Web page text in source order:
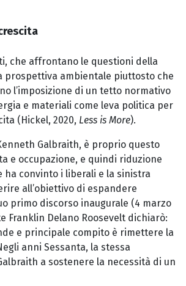
che affrontano le questioni della
prospettiva ambientale piuttosto che
l’imposizione di un tetto normativo
e materiali come leva politica per
(Hickel, 2020, Less is More).
Galbraith, è proprio questo
e occupazione, e quindi riduzione
ha convinto i liberali e la sinistra
all’obiettivo di espandere
primo discorso inaugurale (4 marzo
Franklin Delano Roosevelt dichiarò:
e principale compito è rimettere la
anni Sessanta, la stessa
a sostenere la necessità di un